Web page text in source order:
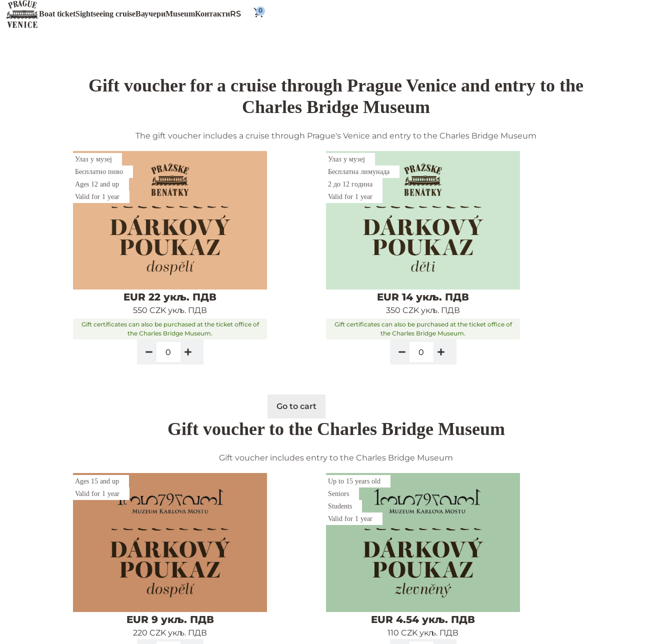
Boat ticketSightseeing cruiseВаучериMuseumКонтактиRS
Ваучери
Gift voucher for a cruise through Prague Venice and entry to the
Charles Bridge Museum
The gift voucher includes a cruise through Prague's Venice and entry to the Charles Bridge Museum
Улаз у музеј
Бесплатно пиво
Ages 12 and up
Valid for 1 year
EUR 22 укљ. ПДВ
550 CZK укљ. ПДВ
Gift certificates can also be purchased at the ticket office of
the Charles Bridge Museum.
Улаз у музеј
Бесплатна лимунада
2 до 12 година
Valid for 1 year
EUR 14 укљ. ПДВ
350 CZK укљ. ПДВ
Gift certificates can also be purchased at the ticket office of
the Charles Bridge Museum.
Go to cart
Gift voucher to the Charles Bridge Museum
Gift voucher includes entry to the Charles Bridge Museum
Ages 15 and up
Valid for 1 year
EUR 9 укљ. ПДВ
220 CZK укљ. ПДВ
Up to 15 years old
Seniors
Students
Valid for 1 year
EUR 4.54 укљ. ПДВ
110 CZK укљ. ПДВ